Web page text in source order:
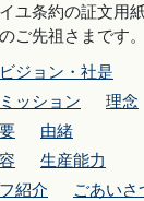
ユ条約の証文用
ご先祖さまです。
ジョン・社是
ッション
理念
由緒
生産能力
紹介
ごあいさ